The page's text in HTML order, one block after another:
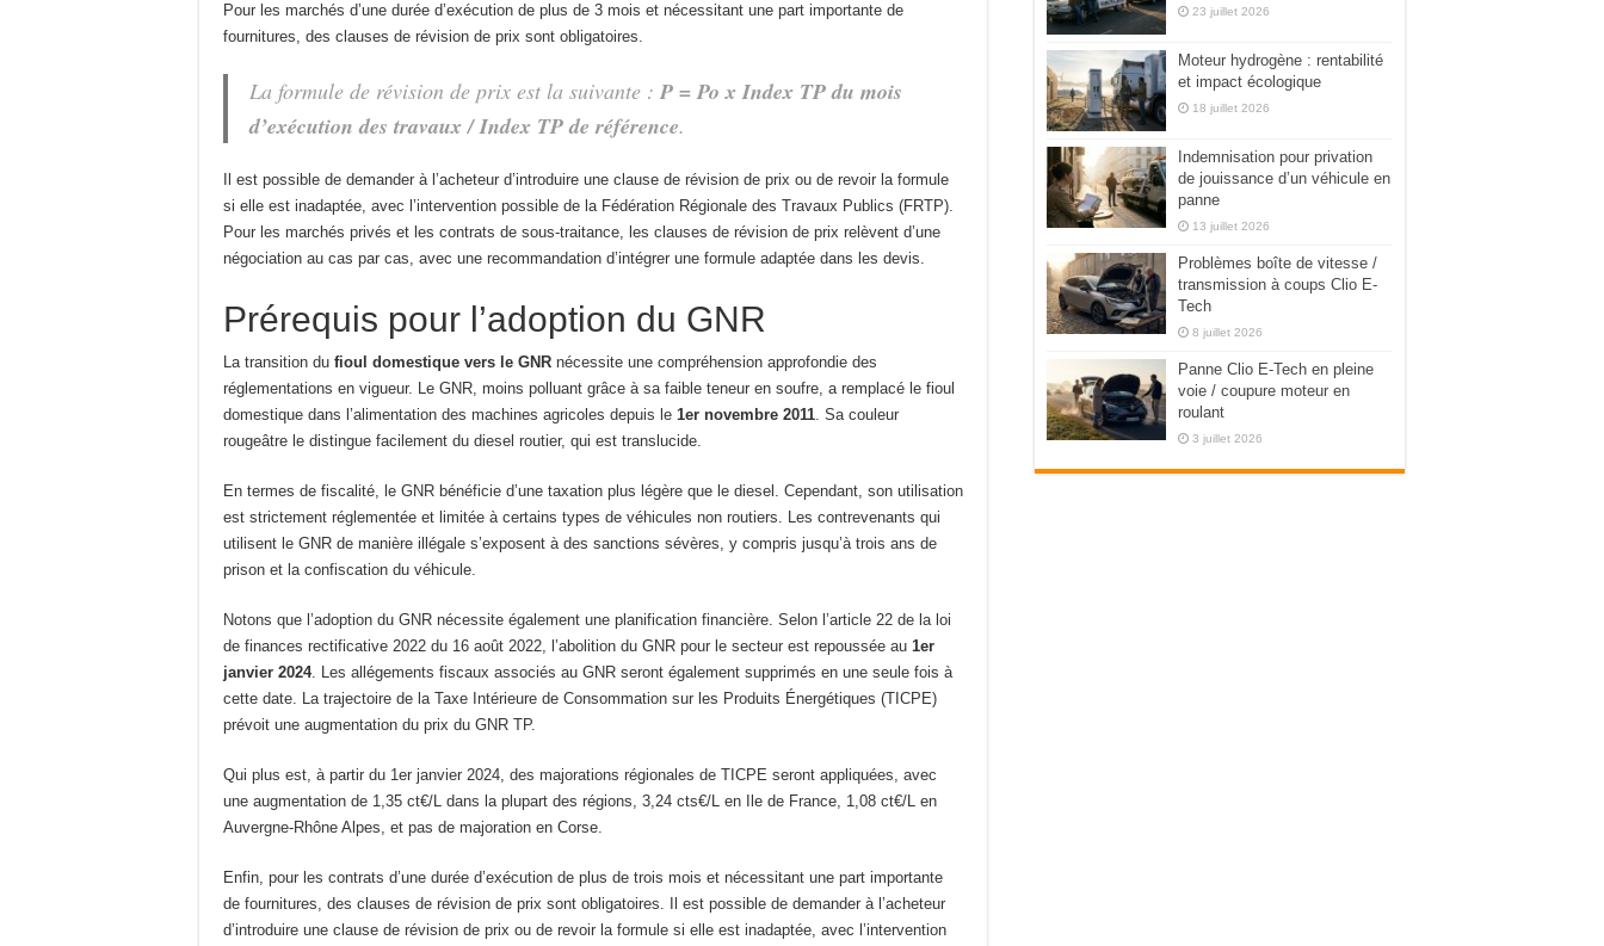
Pour les marchés d’une durée d’exécution de plus de 3 mois et nécessitant une part importante de
fournitures, des clauses de révision de prix sont obligatoires.
La formule de révision de prix est la suivante :P = Po x Index TP du mois
d’exécution des travaux / Index TP de référence.
Il est possible de demander à l’acheteur d’introduire une clause de révision de prix ou de revoir la formule
si elle est inadaptée, avec l’intervention possible de la Fédération Régionale des Travaux Publics (FRTP).
Pour les marchés privés et les contrats de sous-traitance, les clauses de révision de prix relèvent d’une
négociation au cas par cas, avec une recommandation d’intégrer une formule adaptée dans les devis.
Prérequis pour l’adoption du GNR
La transition du fioul domestique vers le GNR nécessite une compréhension approfondie des
réglementations en vigueur. Le GNR, moins polluant grâce à sa faible teneur en soufre, a remplacé le fioul
domestique dans l’alimentation des machines agricoles depuis le 1er novembre 2011. Sa couleur
rougeâtre le distingue facilement du diesel routier, qui est translucide.
En termes de fiscalité, le GNR bénéficie d’une taxation plus légère que le diesel. Cependant, son utilisation
est strictement réglementée et limitée à certains types de véhicules non routiers. Les contrevenants qui
utilisent le GNR de manière illégale s’exposent à des sanctions sévères, y compris jusqu’à trois ans de
prison et la confiscation du véhicule.
Notons que l’adoption du GNR nécessite également une planification financière. Selon l’article 22 de la loi
de finances rectificative 2022 du 16 août 2022, l’abolition du GNR pour le secteur est repoussée au 1er
janvier 2024. Les allégements fiscaux associés au GNR seront également supprimés en une seule fois à
cette date. La trajectoire de la Taxe Intérieure de Consommation sur les Produits Énergétiques (TICPE)
prévoit une augmentation du prix du GNR TP.
Qui plus est, à partir du 1er janvier 2024, des majorations régionales de TICPE seront appliquées, avec
une augmentation de 1,35 ct€/L dans la plupart des régions, 3,24 cts€/L en Ile de France, 1,08 ct€/L en
Auvergne-Rhône Alpes, et pas de majoration en Corse.
Enfin, pour les contrats d’une durée d’exécution de plus de trois mois et nécessitant une part importante
de fournitures, des clauses de révision de prix sont obligatoires. Il est possible de demander à l’acheteur
d’introduire une clause de révision de prix ou de revoir la formule si elle est inadaptée, avec l’intervention
23 juillet 2026
Moteur hydrogène : rentabilité
et impact écologique
18 juillet 2026
Indemnisation pour privation
de jouissance d’un véhicule en
panne
13 juillet 2026
Problèmes boîte de vitesse /
transmission à coups Clio E-
Tech
8 juillet 2026
Panne Clio E-Tech en pleine
voie / coupure moteur en
roulant
3 juillet 2026